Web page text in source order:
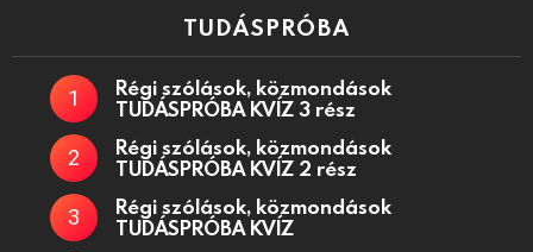
TUDÁSPRÓBA
Régi szólások, közmondások
TUDÁSPRÓBA KVÍZ 3 rész
Régi szólások, közmondások
TUDÁSPRÓBA KVÍZ 2 rész
Régi szólások, közmondások
TUDÁSPRÓBA KVÍZ